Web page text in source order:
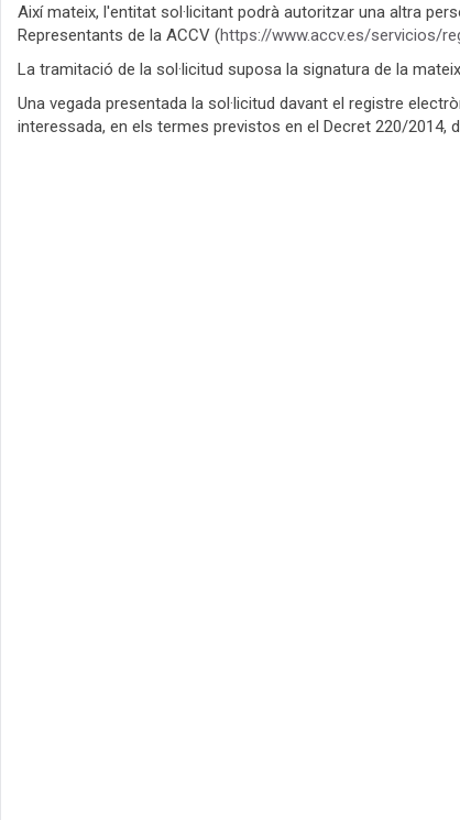
Així mateix, l'entitat sol·licitant podrà autoritzar una altra
Representants de la ACCV (https://www.accv.es/servicios/
La tramitació de la sol·licitud suposa la signatura de la
Una vegada presentada la sol·licitud davant el registre
interessada, en els termes previstos en el Decret 220/2014,